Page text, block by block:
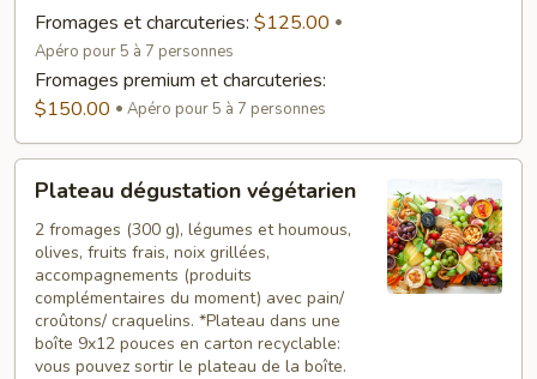
Fromages et charcuteries: $125.00
Apéro pour 5 à 7 personnes
Fromages premium et charcuteries:
$150.00
Apéro pour 5 à 7 personnes
dégustation
végétarien
Plateau dégustation végétarien
2 fromages (300 g), légumes et houmous,
olives, fruits frais, noix grillées,
accompagnements (produits
complémentaires du moment) avec pain/
croûtons/ craquelins. *Plateau dans une
boîte 9x12 pouces en carton recyclable:
vous pouvez sortir le plateau de la boîte.